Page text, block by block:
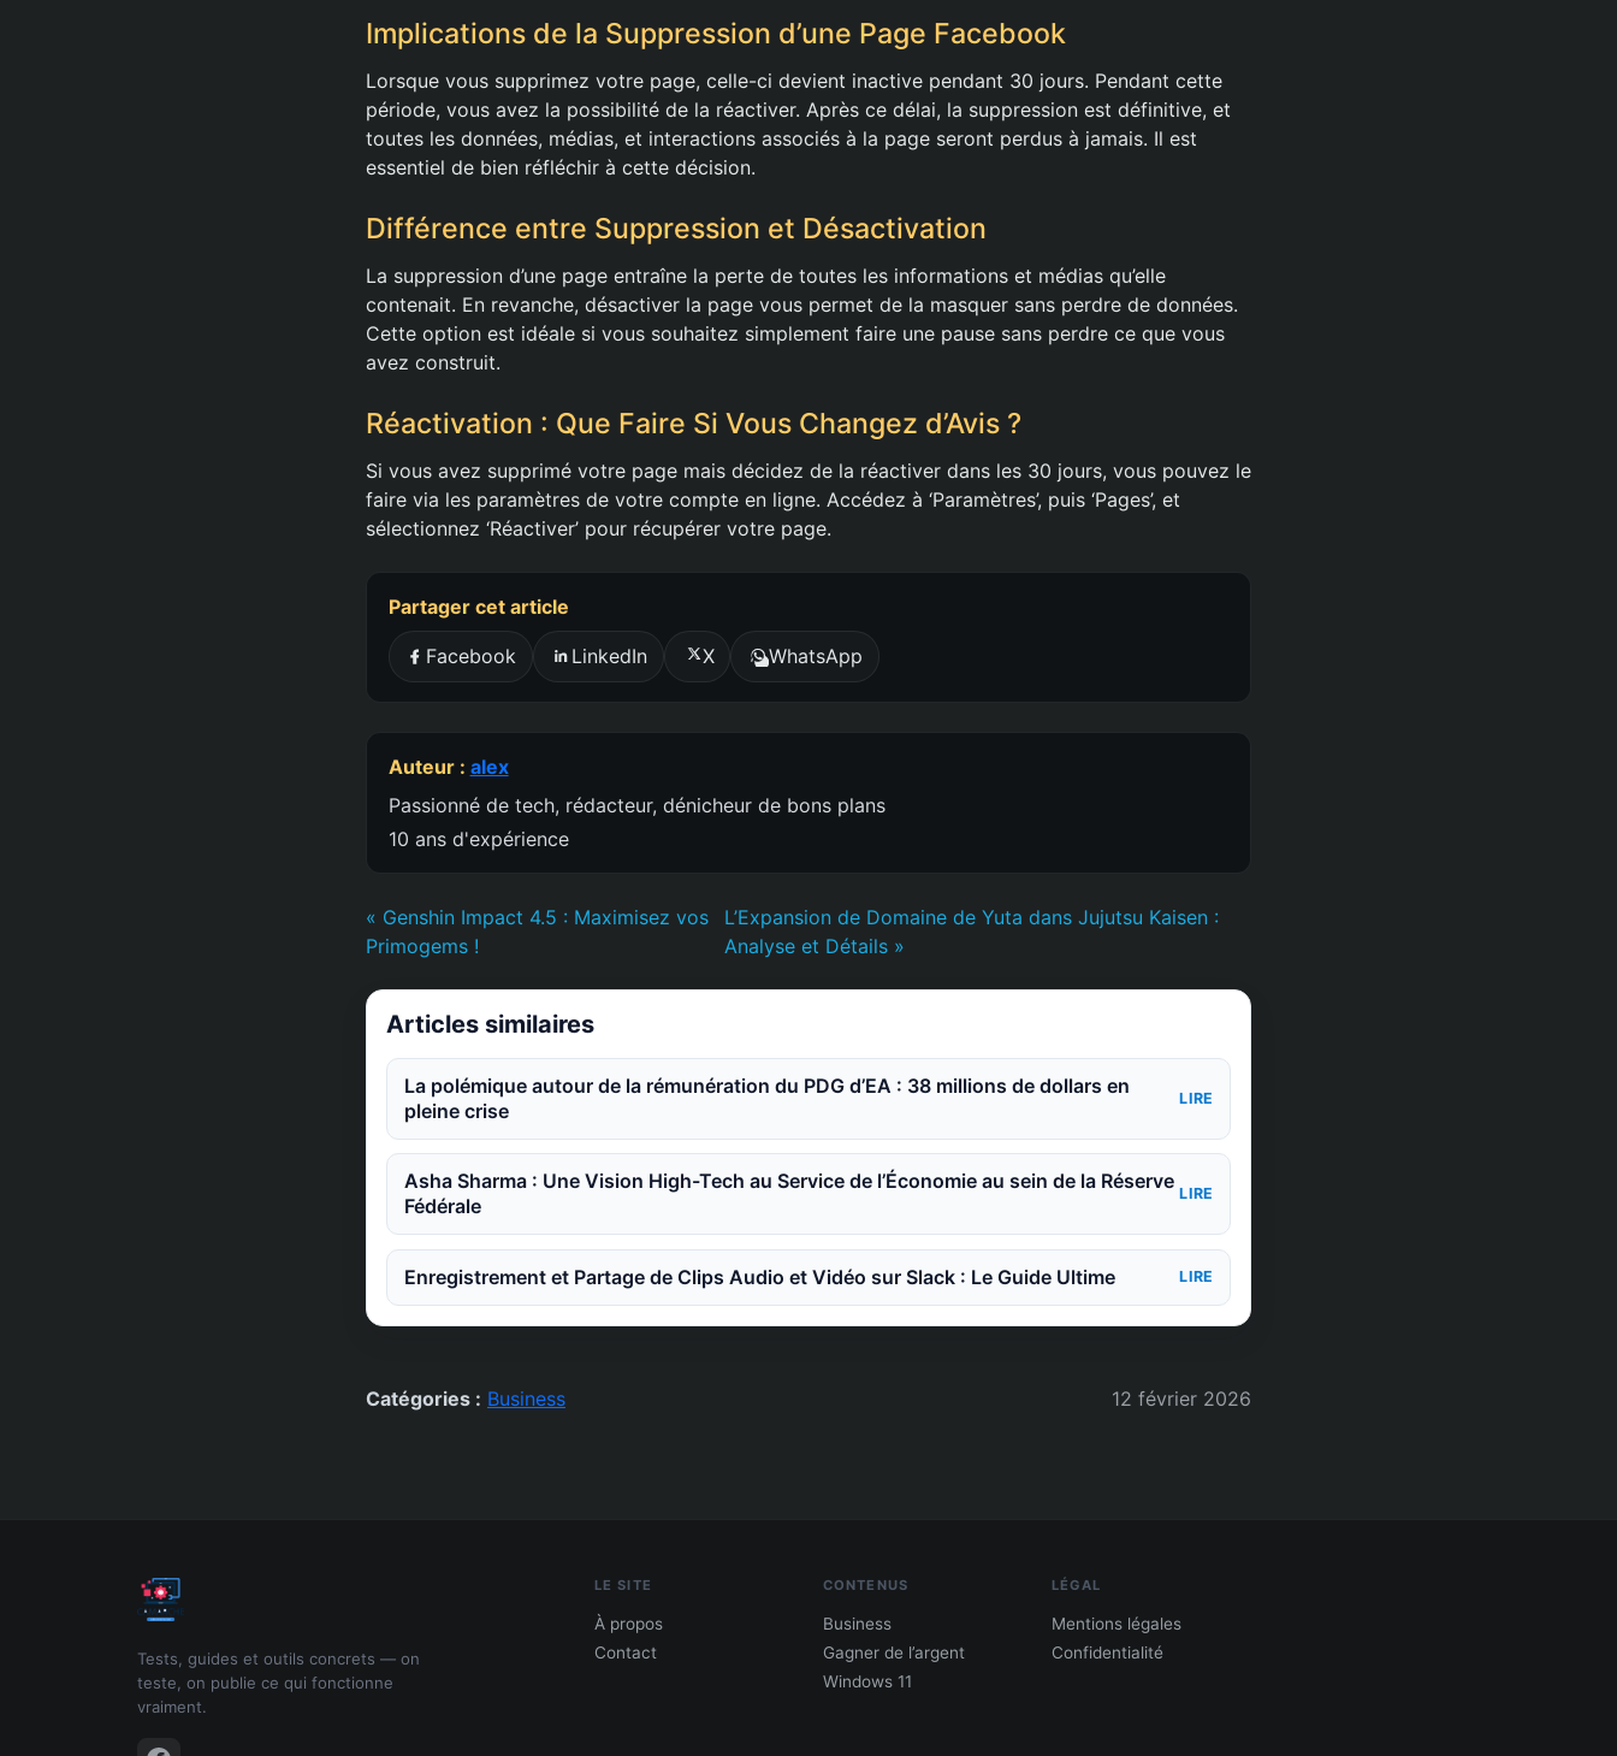
Implications de la Suppression d’une Page Facebook
Lorsque vous supprimez votre page, celle-ci devient inactive pendant 30 jours. Pendant cette
période, vous avez la possibilité de la réactiver. Après ce délai, la suppression est définitive, et
toutes les données, médias, et interactions associés à la page seront perdus à jamais. Il est
essentiel de bien réfléchir à cette décision.
Différence entre Suppression et Désactivation
La suppression d’une page entraîne la perte de toutes les informations et médias qu’elle
contenait. En revanche, désactiver la page vous permet de la masquer sans perdre de données.
Cette option est idéale si vous souhaitez simplement faire une pause sans perdre ce que vous
avez construit.
Réactivation : Que Faire Si Vous Changez d’Avis ?
Si vous avez supprimé votre page mais décidez de la réactiver dans les 30 jours, vous pouvez le
faire via les paramètres de votre compte en ligne. Accédez à ‘Paramètres’, puis ‘Pages’, et
sélectionnez ‘Réactiver’ pour récupérer votre page.
Partager cet article
Facebook LinkedIn X WhatsApp
Auteur : alex
Passionné de tech, rédacteur, dénicheur de bons plans
10 ans d'expérience
« Genshin Impact 4.5 : Maximisez vos
Primogems !
L’Expansion de Domaine de Yuta dans Jujutsu Kaisen :
Analyse et Détails »
Articles similaires
La polémique autour de la rémunération du PDG d’EA : 38 millions de dollars en
pleine crise
LIRE
Asha Sharma : Une Vision High-Tech au Service de l’Économie au sein de la Réserve
Fédérale
LIRE
Enregistrement et Partage de Clips Audio et Vidéo sur Slack : Le Guide Ultime LIRE
Catégories : Business 12 février 2026
Tests, guides et outils concrets — on
teste, on publie ce qui fonctionne
vraiment.
LE SITE
À propos
Contact
CONTENUS
Business
Gagner de l’argent
Windows 11
LÉGAL
Mentions légales
Confidentialité